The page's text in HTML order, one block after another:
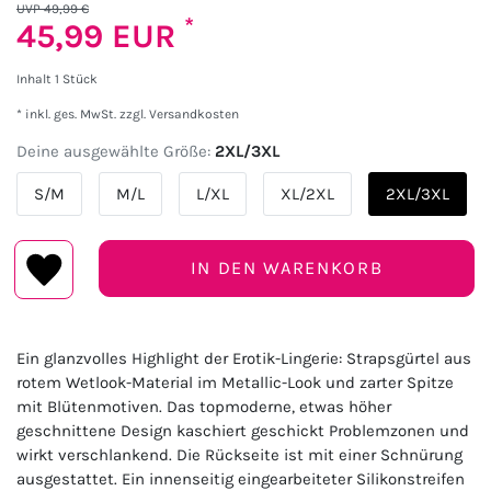
UVP 49,99 €
45,99 EUR *
Inhalt 1 Stück
* inkl. ges. MwSt. zzgl. Versandkosten
Deine ausgewählte Größe: 2XL/3XL
S/M M/L L/XL XL/2XL 2XL/3XL
IN DEN WARENKORB
Ein glanzvolles Highlight der Erotik-Lingerie: Strapsgürtel aus
rotem Wetlook-Material im Metallic-Look und zarter Spitze
mit Blütenmotiven. Das topmoderne, etwas höher
geschnittene Design kaschiert geschickt Problemzonen und
wirkt verschlankend. Die Rückseite ist mit einer Schnürung
ausgestattet. Ein innenseitig eingearbeiteter Silikonstreifen